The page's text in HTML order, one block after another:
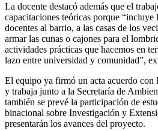
La docente destacó además que el
capacitaciones teóricas porque
docentes al barrio, a las casas de los
armar las cunas o cajones para el
actividades prácticas que hacemos en
lazo entre universidad y comunidad”,
El equipo ya firmó un acta acuerdo
y trabaja junto a la Secretaría de
también se prevé la participación de
binacional sobre Investigación y
presentarán los avances del proyecto.